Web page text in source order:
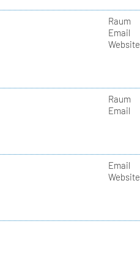
Raum
Email
Website
Raum
Email
Email
Website